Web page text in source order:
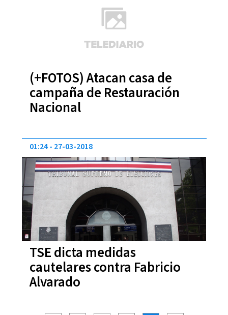
(+FOTOS) Atacan casa de
campaña de Restauración
Nacional
TSE dicta medidas
cautelares contra Fabricio
01:24 27-03-2018